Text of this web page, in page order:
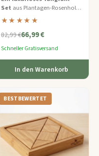
Puzzlebrett
Set aus Plantagen-Rosenholz
mit einem gerahmten
Puzzlebrett und einer
gravierten Aufbewahrungsbox
anspruchsvolle Puzzle-
Liebhaber.
★★★★★
82,99 €66,99 €
Schneller Gratisversand
In den Warenkorb
BESTBEWERTET